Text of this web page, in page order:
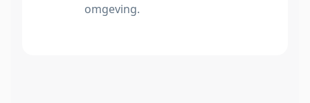
omgeving.